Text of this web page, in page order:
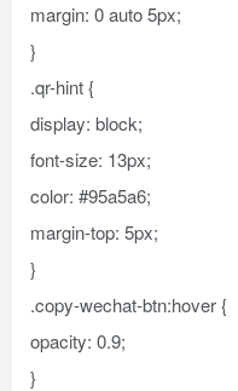
margin: 0 auto 5px;
}
.qr-hint {
display: block;
font-size: 13px;
color: #95a5a6;
margin-top: 5px;
}
.copy-wechat-btn:hover {
opacity: 0.9;
}